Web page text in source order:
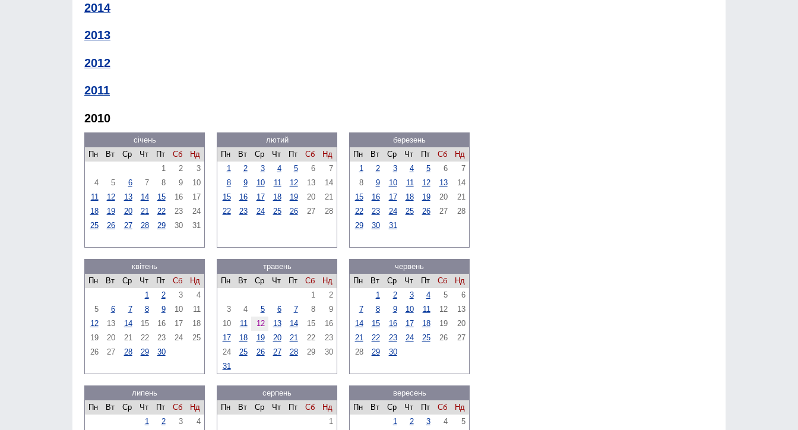
2014
2013
2012
2011
2010
січень
Пн
Вт Ср Чт Пт Сб
Нд
1
2
3
4
5 6 7 8 9
10
11
12 13 14 15 16
17
18
19 20 21 22 23
24
25
26 27 28 29 30 31
лютий
Пн
Вт Ср Чт Пт Сб
Нд
1
2 3 4 5 6
7
8
9 10 11 12 13
14
15
16 17 18 19 20
21
22
23 24 25 26 27 28
березень
Пн
Вт Ср Чт Пт Сб
Нд
1
2 3 4 5 6
7
8
9 10 11 12 13
14
15
16 17 18 19 20
21
22
23 24 25 26 27
28
29
30 31
квітень
Пн
Вт Ср Чт Пт Сб
Нд
1
2 3
4
5
6 7 8 9 10
11
12
13 14 15 16 17
18
19
20 21 22 23 24
25
26
27 28 29 30
травень
Пн
Вт Ср Чт Пт Сб
Нд
1
2
3
4 5 6 7 8
9
10
11 12 13 14 15
16
17
18 19 20 21 22
23
24
25 26 27 28 29
30
31
червень
Пн
Вт Ср Чт Пт Сб
Нд
1
2 3 4 5
6
7
8 9 10 11 12
13
14
15 16 17 18 19
20
21
22 23 24 25 26
27
28
29 30
липень
Пн
Вт Ср Чт Пт Сб
Нд
1
2 3
4
серпень
Пн
Вт Ср Чт Пт Сб
Нд
1
вересень
Пн
Вт Ср Чт Пт Сб
Нд
1
2 3 4
5